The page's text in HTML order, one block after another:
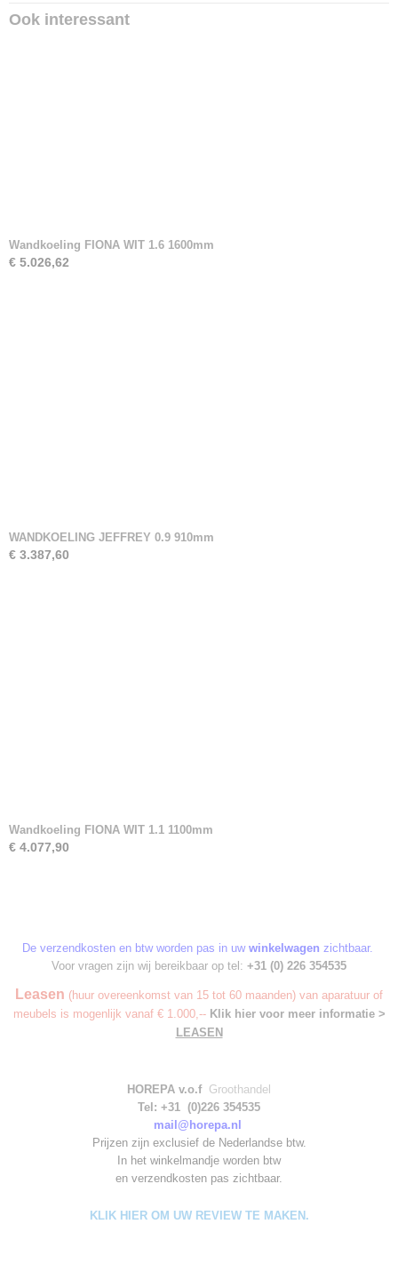
Ook interessant
Wandkoeling FIONA WIT 1.6 1600mm
€ 5.026,62
WANDKOELING JEFFREY 0.9 910mm
€ 3.387,60
Wandkoeling FIONA WIT 1.1 1100mm
€ 4.077,90
De verzendkosten en btw worden pas in uw winkelwagen zichtbaar.
Voor vragen zijn wij bereikbaar op tel: +31 (0) 226 354535
Leasen (huur overeenkomst van 15 tot 60 maanden) van aparatuur of
meubels is mogenlijk vanaf € 1.000,-- Klik hier voor meer informatie >
LEASEN
HOREPA v.o.f Groothandel
Tel: +31 (0)226 354535
mail@horepa.nl
Prijzen zijn exclusief de Nederlandse btw.
In het winkelmandje worden btw
en verzendkosten pas zichtbaar.
KLIK HIER OM UW REVIEW TE MAKEN.